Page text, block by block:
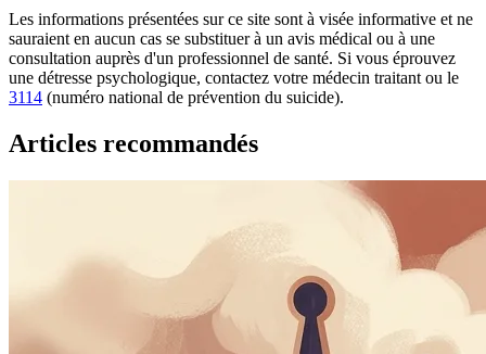
Les informations présentées sur ce site sont à visée informative et ne
sauraient en aucun cas se substituer à un avis médical ou à une
consultation auprès d'un professionnel de santé. Si vous éprouvez
une détresse psychologique, contactez votre médecin traitant ou le
3114 (numéro national de prévention du suicide).
Articles recommandés